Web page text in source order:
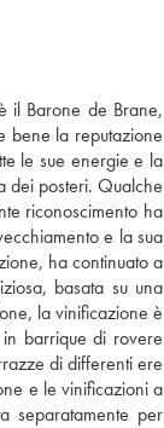
il Barone de Brane,
bene la reputazione
le sue energie e la
dei posteri. Qualche
riconoscimento ha
e la sua
ha continuato a
basata su una
la vinificazione è
in barrique di rovere
di differenti ere
e le vinificazioni a
separatamente per